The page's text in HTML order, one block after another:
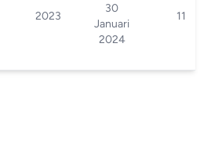
2023
30
Januari
2024
11